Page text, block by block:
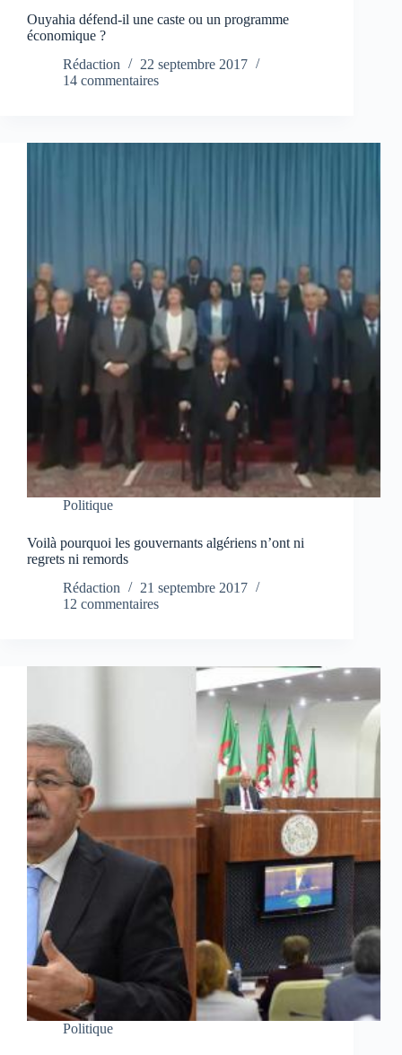
Ouyahia défend-il une caste ou un programme
économique ?
Rédaction
22 septembre 2017
14 commentaires
Politique
Voilà pourquoi les gouvernants algériens n’ont ni
regrets ni remords
Rédaction
21 septembre 2017
12 commentaires
Politique